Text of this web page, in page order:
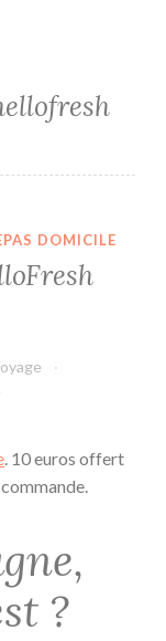
DOMICILE
. 10 euros offert
?